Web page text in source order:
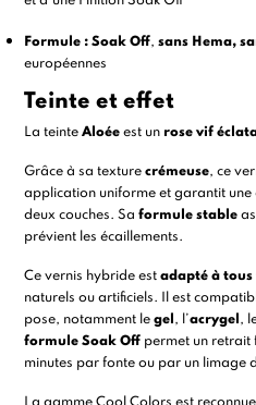
Formule : Soak Off,sans Hema,
européennes
Teinte et effet
La teinteAloéeest un rose vif
Grâce à sa texturecrémeuse, ce
application uniforme et garantit une
deux couches. Saformule stable
prévient les écaillements.
Ce vernis hybride estadapté à tous
naturels ou artificiels. Il est
pose, notamment legel , l’acrygel ,
formule Soak Off permet un retrait
minutes par fonte ou par un limage